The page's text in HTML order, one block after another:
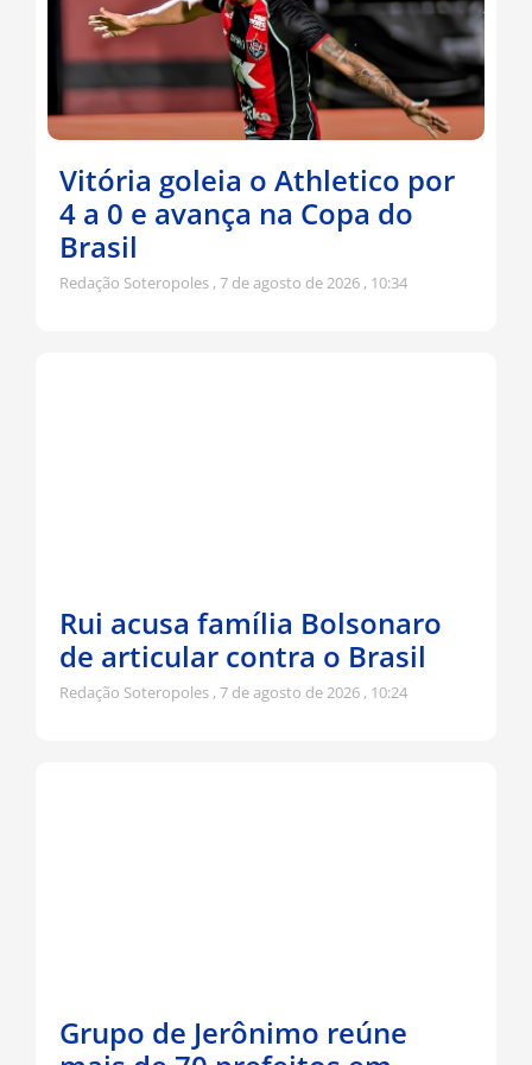
Vitória goleia o Athletico por
4 a 0 e avança na Copa do
Brasil
Redação Soteropoles 7 de agosto de 2026 10:34
Rui acusa família Bolsonaro
de articular contra o Brasil
Redação Soteropoles 7 de agosto de 2026 10:24
Grupo de Jerônimo reúne